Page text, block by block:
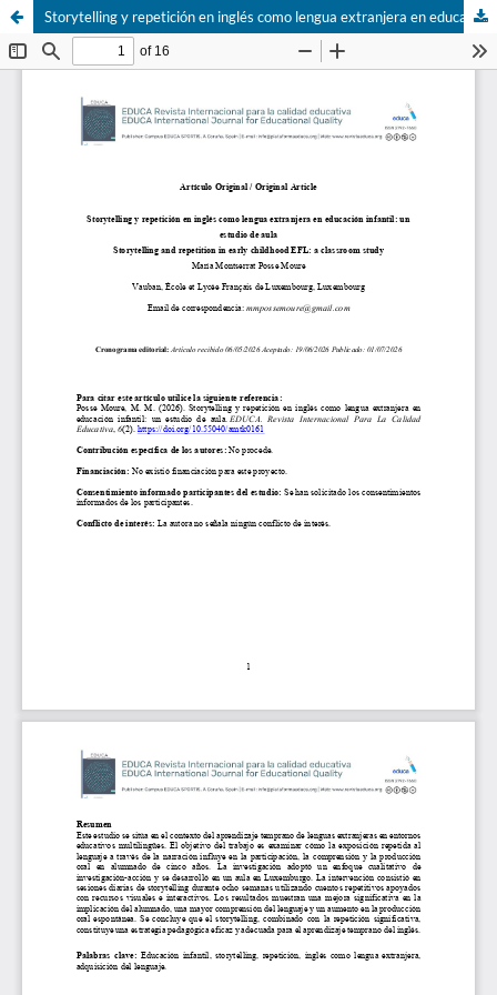
Storytelling y repetición en inglés como lengua extranjera en educación infantil: un estudio de aula